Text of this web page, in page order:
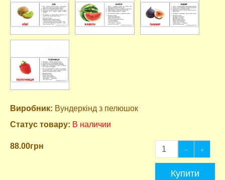
Виробник: Вундеркінд з пелюшок
Статус товару: В наличии
88.00грн
Купити